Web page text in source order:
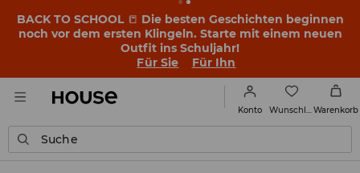
BACK TO SCHOOL 📒 Die besten Geschichten beginnen
noch vor dem ersten Klingeln. Starte mit einem neuen
Outfit ins Schuljahr!
Für Sie
Für Ihn
Konto Warenkorb
Suche